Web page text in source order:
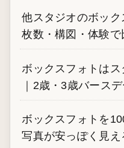
他スタジオのボッ
枚数・構図・体験で
ボックスフォトは
｜2歳・3歳バース
ボックスフォトを
写真が安っぽく見え